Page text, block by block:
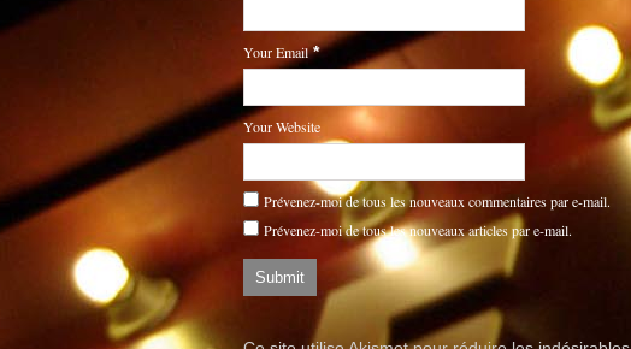
Your Email *
Your Website
Prévenez-moi de tous les nouveaux commentaires par e-mail.
Prévenez-moi de tous les nouveaux articles par e-mail.